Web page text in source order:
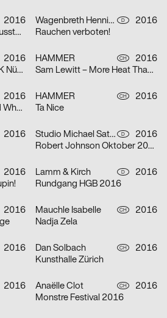
2016
Henning-Wagenbreth-Ausstellung im Gulbransson Museum
Wagenbreth Henning D
2016
Rauchen verboten!
2016
Absolventen 2016, AdBK Nürnberg
HAMMER CH
2016
Sam Lewitt – More Heat Than Light
2016
Erin Shirreff – Halves and Wholes
HAMMER CH
2016
Ta Nice
2016
Studio Michael Satter, Tom Król D
2016
Robert Johnson Oktober 2016
2016
Lamm & Kirch D
2016
Rundgang HGB 2016
2016
Mauchle Isabelle CH
2016
Nadja Zela
2016
Dan Solbach CH
2016
Kunsthalle Zürich
2016
Anaëlle Clot CH
2016
Monstre Festival 2016